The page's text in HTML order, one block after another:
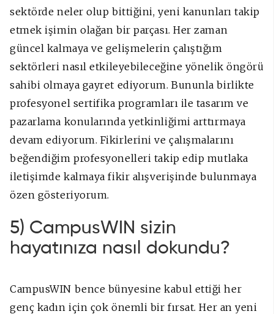
sektörde neler olup bittiğini, yeni kanunları takip
etmek işimin olağan bir parçası. Her zaman
güncel kalmaya ve gelişmelerin çalıştığım
sektörleri nasıl etkileyebileceğine yönelik öngörü
sahibi olmaya gayret ediyorum. Bununla birlikte
profesyonel sertifika programları ile tasarım ve
pazarlama konularında yetkinliğimi arttırmaya
devam ediyorum. Fikirlerini ve çalışmalarını
beğendiğim profesyonelleri takip edip mutlaka
iletişimde kalmaya fikir alışverişinde bulunmaya
özen gösteriyorum.
5) CampusWIN sizin
hayatınıza nasıl dokundu?
CampusWIN bence bünyesine kabul ettiği her
genç kadın için çok önemli bir fırsat. Her an yeni